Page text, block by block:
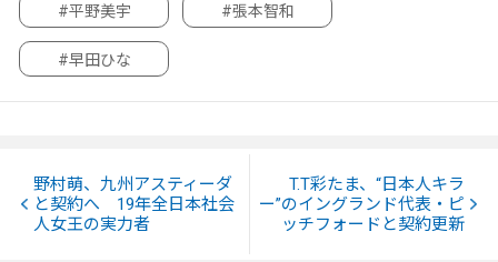
#平野美宇 #張本智和
#早田ひな
野村萌、九州アスティーダ
と契約へ 19年全日本社会
人女王の実力者
T.T彩たま、“日本人キラ
ー”のイングランド代表・ピ
ッチフォードと契約更新